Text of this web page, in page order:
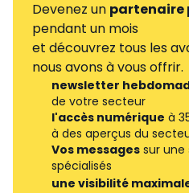
Devenez un partenaire
pendant un mois
et découvrez tous les
nous avons à vous offrir.
newsletter
de votre secteur
l'accès numérique à
à des aperçus du
Vos messages sur une
spécialisés
une visibilité